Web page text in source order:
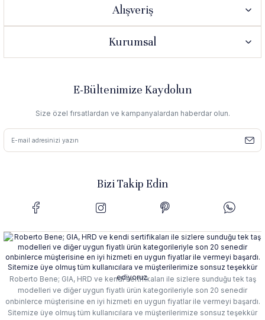
Alışveriş
Kurumsal
E-Bültenimize Kaydolun
Size özel fırsatlardan ve kampanyalardan haberdar olun.
Bizi Takip Edin
Roberto Bene; GIA, HRD ve kendi sertifikaları ile sizlere sunduğu tek taş
modelleri ve diğer uygun fiyatlı ürün kategorileriyle son 20 senedir
onbinlerce müşterisine en iyi hizmeti en uygun fiyatlar ile vermeyi başardı.
Sitemize üye olmuş tüm kullanıcılara ve müşterilerimize sonsuz teşekkür